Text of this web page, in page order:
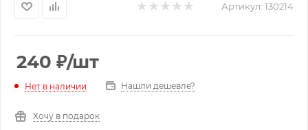
Артикул: 130214
240 ₽/шт
Нет в наличии Нашли дешевле?
Хочу в подарок